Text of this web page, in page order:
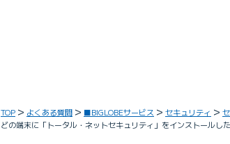
TOP よくある質問 ■BIGLOBEサービス セキュリティ
どの端末に「トータル・ネットセキュリティ」をインストールし